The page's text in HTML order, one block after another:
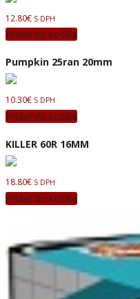
12.80€ S DPH
Pridať do košíka
Pumpkin 25ran 20mm
10.30€ S DPH
Pridať do košíka
KILLER 60R 16MM
18.80€ S DPH
Pridať do košíka